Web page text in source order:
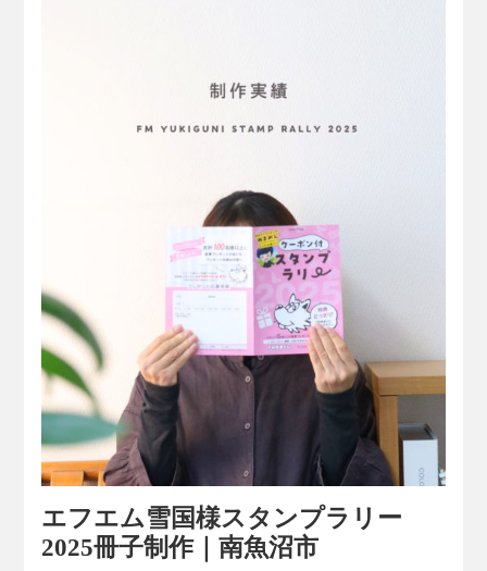
エフエム雪国様スタンプラリー
2025冊子制作｜南魚沼市